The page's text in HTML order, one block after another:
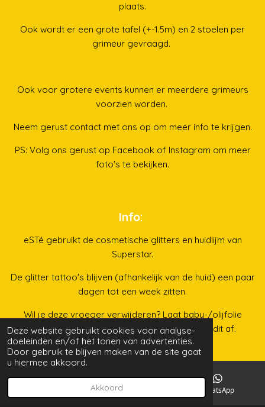
Deze website gebruikt cookies voor analyse-
doeleinden en/of het tonen van advertenties.
Door gebruik te blijven maken van de site gaat
u hiermee akkoord.
Akkoord
plaats.
Ook wordt er een grote tafel (+-1.5m) en 2 stoelen per
grimeur gevraagd.
Ook voor grotere events kunnen er meerdere grimeurs
voorzien worden.
Neem gerust contact met ons op om meer info te krijgen.
PS: Volg ons gerust op Facebook of Instagram om meer
foto's te bekijken.
Info:
eSTé gebruikt de cosmetische glitters en huidlijm van
Superstar.
De glitter tattoo's blijven (afhankelijk van de huid) een paar
dagen tot een week zitten.
Wil je deze vroeger verwijderen? Laat baby-/olijfolie
enkele minuten intrekken. Vervolgens was je dit af.
"Magische momenten die kinderen onthouden" 🤩
Facebook WhatsApp